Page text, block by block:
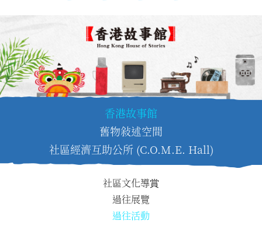
香港故事館
舊物敍述空間
社區經濟互助公所 (C.O.M.E. Hall)
社區文化導賞
過往展覽
過往活動